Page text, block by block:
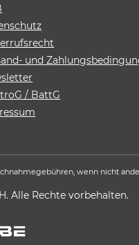
und
/ BattG
wenn nicht
Alle Rechte vorbehalten.